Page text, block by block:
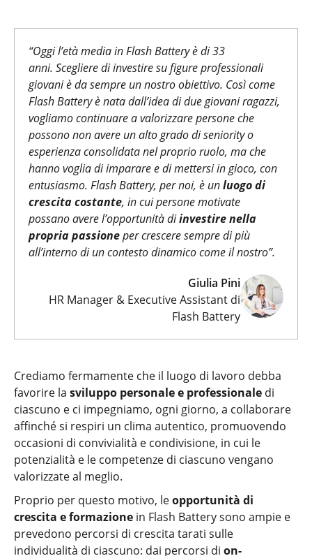
“Oggi l’età media in Flash Battery è di 33
anni. Scegliere di investire su figure professionali
giovani è da sempre un nostro obiettivo. Così come
Flash Battery è nata dall’idea di due giovani ragazzi,
vogliamo continuare a valorizzare persone che
possono non avere un alto grado di seniority o
esperienza consolidata nel proprio ruolo, ma che
hanno voglia di imparare e di mettersi in gioco, con
entusiasmo. Flash Battery, per noi, è unluogo di
crescita costante, in cui persone motivate
possano avere l’opportunità diinvestire nella
propria passioneper crescere sempre di più
all’interno di un contesto dinamico come il nostro”.
Giulia Pini
HR Manager & Executive Assistant di
Flash Battery
Crediamo fermamente che il luogo di lavoro debba
favorire la sviluppo personale e professionale di
ciascuno e ci impegniamo, ogni giorno, a collaborare
affinché si respiri un clima autentico, promuovendo
occasioni di convivialità e condivisione, in cui le
potenzialità e le competenze di ciascuno vengano
valorizzate al meglio.
Proprio per questo motivo, leopportunità di
crescita e formazione in Flash Battery sono ampie e
prevedono percorsi di crescita tarati sulle
individualità di ciascuno: dai percorsi di on-